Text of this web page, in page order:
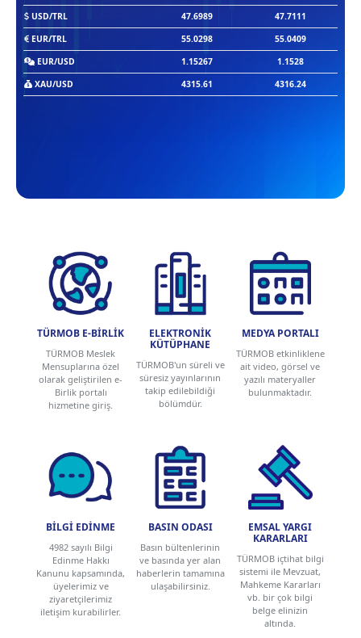
USD/TRL
47.6989
47.7111
EUR/TRL
55.0298
55.0409
EUR/USD
1.15267
1.1528
XAU/USD
4315.61 4316.24
TÜRMOB E-BİRLİK
TÜRMOB Meslek
Mensuplarına özel
olarak geliştirilen e-
Birlik portalı
hizmetine giriş.
ELEKTRONİK
KÜTÜPHANE
TÜRMOB'un süreli ve
süresiz yayınlarının
takip edilebildiği
bölümdür.
MEDYA PORTALI
TÜRMOB etkinliklene
ait video, görsel ve
yazılı materyaller
bulunmaktadır.
BİLGİ EDİNME
4982 sayılı Bilgi
Edinme Hakkı
Kanunu kapsamında,
üyelerimiz ve
ziyaretçilerimiz
iletişim kurabilirler.
BASIN ODASI
Basın bültenlerinin
ve basında yer alan
haberlerin tamamına
ulaşabilirsiniz.
EMSAL YARGI
KARARLARI
TÜRMOB içtihat bilgi
sistemi ile Mevzuat,
Mahkeme Kararları
vb. bir çok bilgi
belge elinizin
altında.